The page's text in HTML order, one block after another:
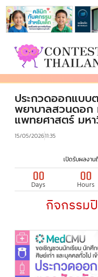
ประกวดออกแบ
พยาบาลสวนดอ
แพทยศาสตร์ มหา
15/05/202611:35
เปิดรับผลงาน
00
Days
00
Hours
กิจกรรม